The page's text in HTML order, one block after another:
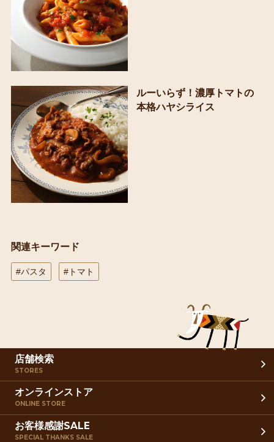
ルーいらず！濃厚トマトの
本格ハヤシライス
関連キーワード
#パスタ #トマト
店舗検索
STORES
オンラインストア
ONLINE STORE
お客様感謝SALE
SPECIAL THANKS SALE